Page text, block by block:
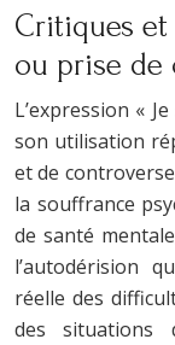
Critiques et
ou prise de
L’expression «
son utilisation
et de
la souffrance
de santé
l’autodérision
réelle des
des situations